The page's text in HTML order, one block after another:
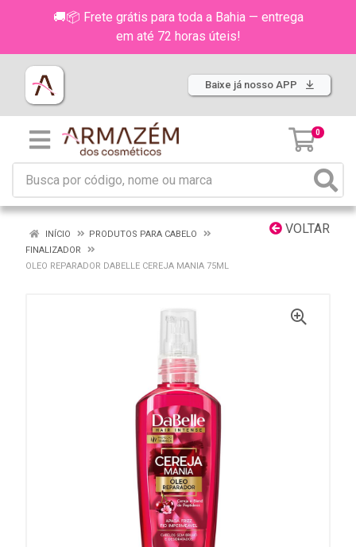
🚚📦 Frete grátis para toda a Bahia — entrega
em até 72 horas úteis!
Baixe já nosso APP
0
VOLTAR
INÍCIO
PRODUTOS PARA CABELO
FINALIZADOR
OLEO REPARADOR DABELLE CEREJA MANIA 75ML